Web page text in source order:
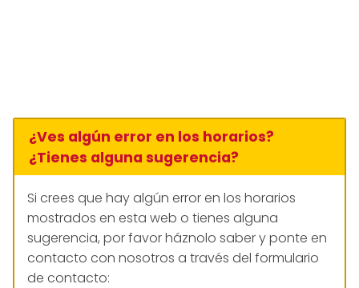
¿Ves algún error en los horarios?
¿Tienes alguna sugerencia?
Si crees que hay algún error en los horarios
mostrados en esta web o tienes alguna
sugerencia, por favor háznolo saber y ponte en
contacto con nosotros a través del formulario
de contacto: